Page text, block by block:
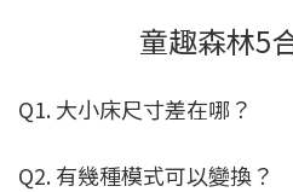
童趣森林5
Q1. 大小床尺寸差在哪？
Q2. 有幾種模式可以變換？